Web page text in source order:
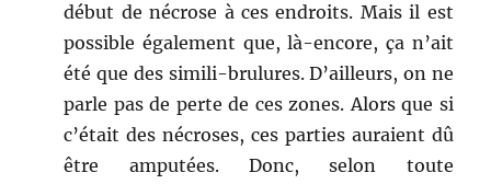
début de nécrose à ces endroits. Mais il est
possible également que, là-encore, ça n’ait
été que des simili-brulures. D’ailleurs, on ne
parle pas de perte de ces zones. Alors que si
c’était des nécroses, ces parties auraient dû
être amputées. Donc, selon toute